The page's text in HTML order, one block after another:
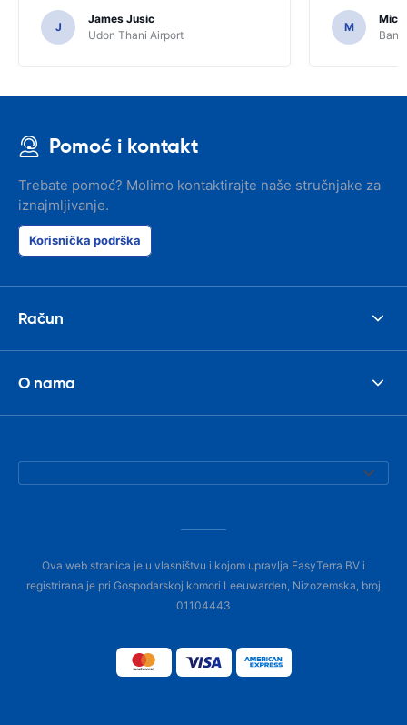
services or car.
J
James Jusic
Udon Thani Airport
M
Pomoć i kontakt
Trebate pomoć? Molimo kontaktirajte naše stručnjake za
iznajmljivanje.
Korisnička podrška
Račun
O nama
Ova web stranica je u vlasništvu i kojom upravlja EasyTerra BV i
registrirana je pri Gospodarskoj komori Leeuwarden, Nizozemska, broj
01104443